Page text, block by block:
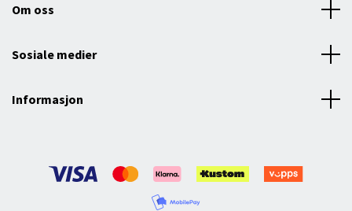
Om oss
Sosiale medier
Informasjon